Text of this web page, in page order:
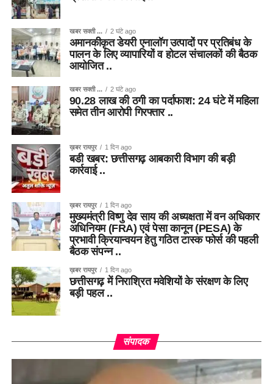
खबर सक्ती ... 2 घंटे ago
अमानकीकृत डेयरी एनालॉग उत्पादों पर प्रतिबंध के
पालन के लिए व्यापारियों व होटल संचालकों की बैठक
आयोजित ..
खबर सक्ती ... 2 घंटे ago
90.28 लाख की ठगी का पर्दाफाश: 24 घंटे में महिला
समेत तीन आरोपी गिरफ्तार ..
ख़बर रायपुर 1 दिन ago
बडी खबर: छत्तीसगढ़ आबकारी विभाग की बड़ी
कार्रवाई ..
ख़बर रायपुर 1 दिन ago
मुख्यमंत्री विष्णु देव साय की अध्यक्षता में वन अधिकार
अधिनियम (FRA) एवं पेसा कानून (PESA) के
प्रभावी क्रियान्वयन हेतु गठित टास्क फोर्स की पहली
बैठक संपन्न ..
ख़बर रायपुर 1 दिन ago
छत्तीसगढ़ में निराश्रित मवेशियों के संरक्षण के लिए
बड़ी पहल ..
संपादक